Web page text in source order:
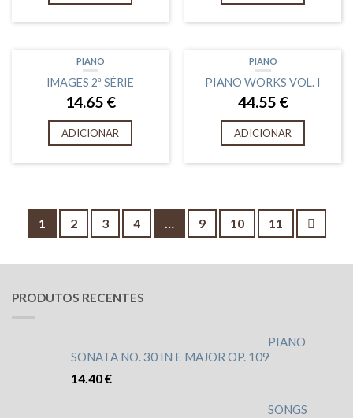
PIANO
IMAGES 2ª SÉRIE
14.65 €
ADICIONAR
PIANO
PIANO WORKS VOL. I
44.55 €
ADICIONAR
1 2 3 4 … 9 10 11
PRODUTOS RECENTES
PIANO
SONATA NO. 30 IN E MAJOR OP. 109
14.40€
SONGS